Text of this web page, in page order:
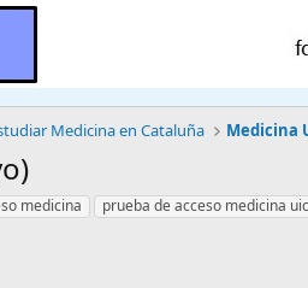
Medicina en Cataluña
medicina prueba de acceso medicina uic